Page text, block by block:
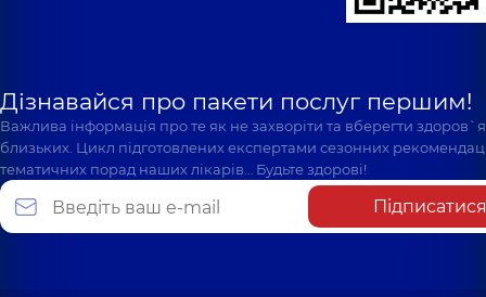
Дізнавайся про пакети послуг першим!
Важлива інформація про те як не захворіти та вберегти
близьких. Цикл підготовлених експертами сезонних
тематичних порад наших лікарів… Будьте здорові!
Підписатися